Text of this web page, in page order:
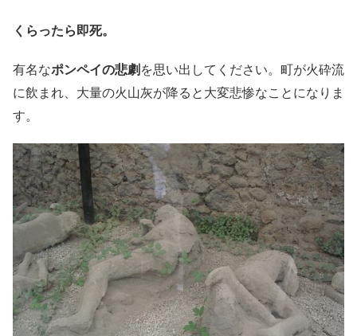
くらったら即死。
有名なポンペイの悲劇 を思い出してください。町が火砕流
に飲まれ、大量の火山灰が降ると大変悲惨なことになりま
す。